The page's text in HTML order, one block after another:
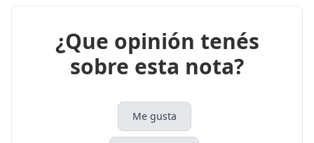
¿Que opinión tenés
sobre esta nota?
Me gusta